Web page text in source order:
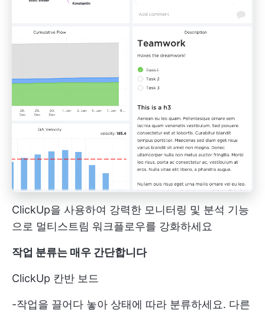
ClickUp을 사용하여 강력한 모니터링 및 분석 기능
으로 멀티스트림 워크플로우를 강화하세요
작업 분류는 매우 간단합니다
ClickUp 칸반 보드
-작업을 끌어다 놓아 상태에 따라 분류하세요. 다른